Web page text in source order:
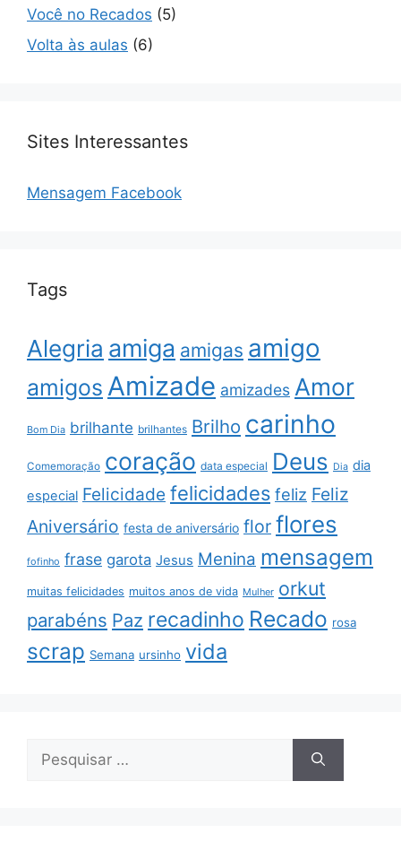
Você no Recados (5)
Volta às aulas (6)
Sites Interessantes
Mensagem Facebook
Tags
Alegria amiga amigas amigo
amigos Amizade amizades Amor
Bom Dia brilhante brilhantes Brilho carinho
Comemoração coração data especial Deus Dia dia
especial Felicidade felicidades feliz Feliz
Aniversário festa de aniversário flor flores
fofinho frase garota Jesus Menina mensagem
muitas felicidades muitos anos de vida Mulher orkut
parabéns Paz recadinho Recado rosa
scrap Semana ursinho vida
por: